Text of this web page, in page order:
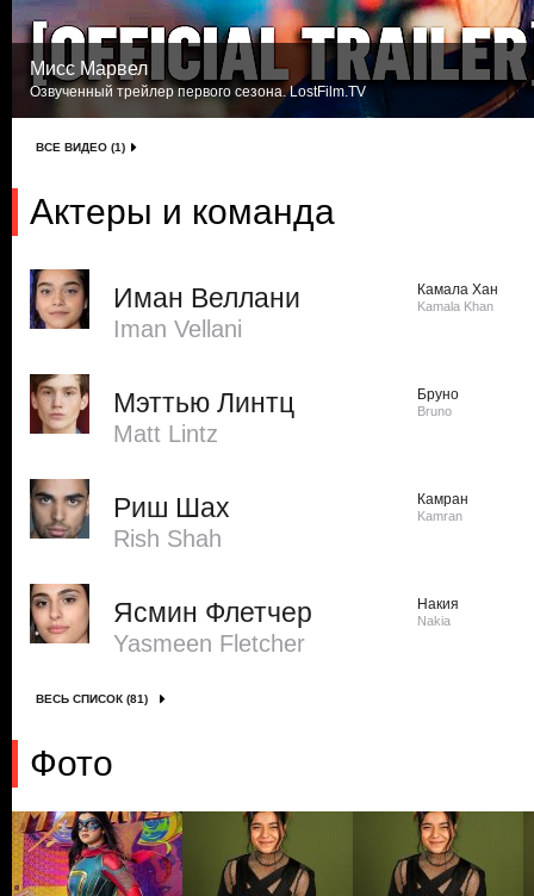
Мисс Марвел
Озвученный трейлер первого сезона. LostFilm.TV
ВСЕ ВИДЕО (1)
Актеры и команда
Иман Веллани
Iman Vellani
Камала Хан
Kamala Khan
Мэттью Линтц
Matt Lintz
Бруно
Bruno
Риш Шах
Rish Shah
Камран
Kamran
Ясмин Флетчер
Yasmeen Fletcher
Накия
Nakia
ВЕСЬ СПИСОК (81)
Фото